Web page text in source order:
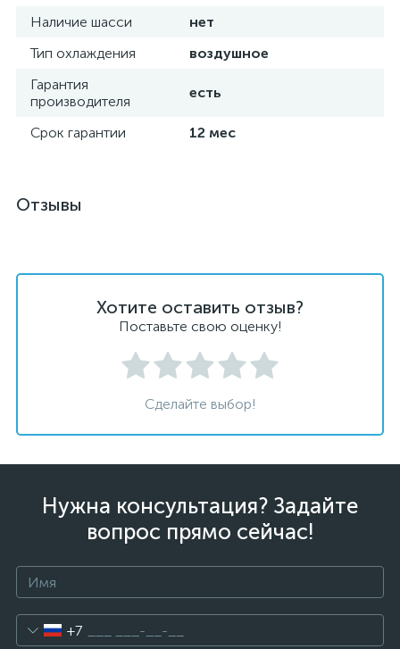
Наличие шасси
нет
Тип охлаждения
воздушное
Гарантия
производителя
есть
Срок гарантии 12 мес
Отзывы
Хотите оставить отзыв?
Поставьте свою оценку!
Сделайте выбор!
Нужна консультация? Задайте
вопрос прямо сейчас!
+7